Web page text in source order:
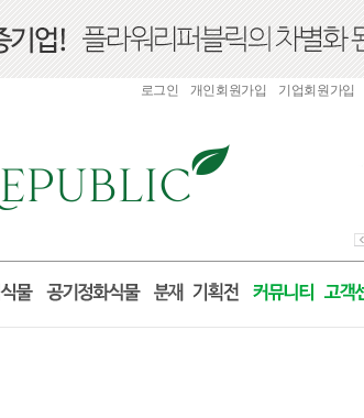
로그인 개인회원가입 기업회원가입